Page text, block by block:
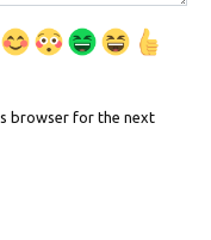
browser for the next